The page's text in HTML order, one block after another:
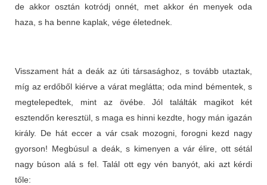
de akkor osztán kotródj onnét, met akkor én menyek oda
haza, s ha benne kaplak, vége életednek.
Visszament hát a deák az úti társasághoz, s tovább utaztak,
míg az erdőből kiérve a várat meglátta; oda mind bémentek, s
megtelepedtek, mint az övébe. Jól találták magikot két
esztendőn keresztül, s maga es hinni kezdte, hogy mán igazán
király. De hát eccer a vár csak mozogni, forogni kezd nagy
gyorson! Megbúsul a deák, s kimenyen a vár élire, ott sétál
nagy búson alá s fel. Talál ott egy vén banyót, aki azt kérdi
tőle: